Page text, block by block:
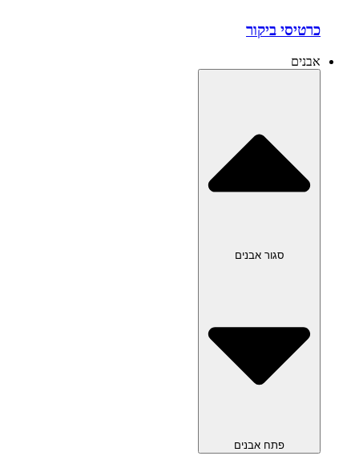
כרטיסי ביקור
אבנים
סגור אבנים
פתח אבנים